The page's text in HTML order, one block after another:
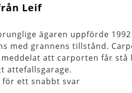
Leif
ägaren uppförde
med grannens tillstånd.
att carporten får stå
attefallsgarage.
för ett snabbt svar